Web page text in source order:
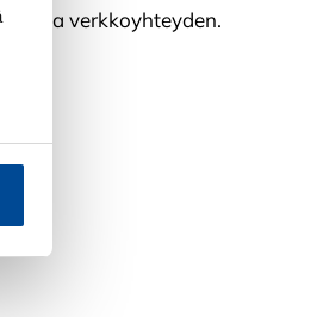
ja verkkoyhteyden.